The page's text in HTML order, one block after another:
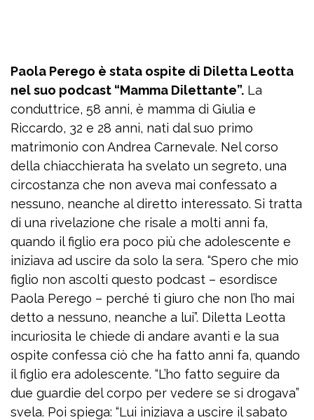
Paola Perego è stata ospite di Diletta Leotta
nel suo podcast “Mamma Dilettante”. La
conduttrice, 58 anni, è mamma di Giulia e
Riccardo, 32 e 28 anni, nati dal suo primo
matrimonio con Andrea Carnevale. Nel corso
della chiacchierata ha svelato un segreto, una
circostanza che non aveva mai confessato a
nessuno, neanche al diretto interessato. Si tratta
di una rivelazione che risale a molti anni fa,
quando il figlio era poco più che adolescente e
iniziava ad uscire da solo la sera. “Spero che mio
figlio non ascolti questo podcast – esordisce
Paola Perego – perché ti giuro che non l’ho mai
detto a nessuno, neanche a lui”. Diletta Leotta
incuriosita le chiede di andare avanti e la sua
ospite confessa ciò che ha fatto anni fa, quando
il figlio era adolescente. “L’ho fatto seguire da
due guardie del corpo per vedere se si drogava”
svela. Poi spiega: “Lui iniziava a uscire il sabato